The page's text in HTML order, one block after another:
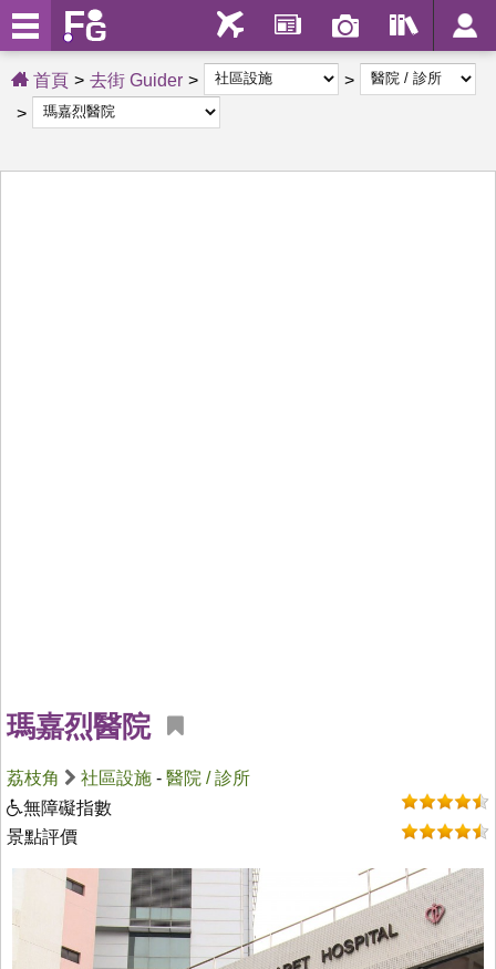
首頁 去街 Guider
瑪嘉烈醫院
荔枝角 社區設施 - 醫院 / 診所
無障礙指數
景點評價